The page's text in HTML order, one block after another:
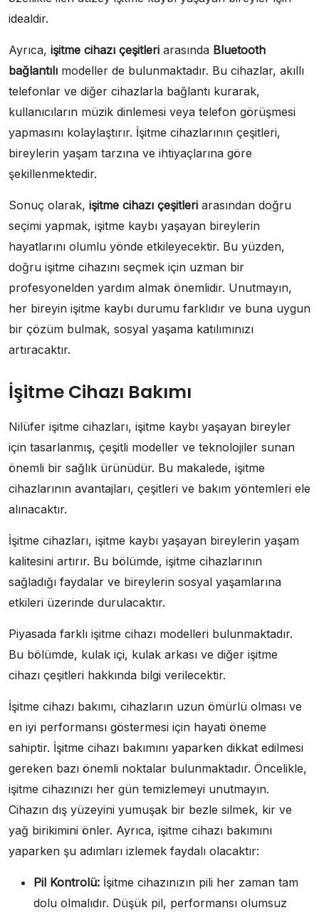
idealdir.
Ayrıca, işitme cihazı çeşitleri arasında Bluetooth
bağlantılı modeller de bulunmaktadır. Bu cihazlar, akıllı
telefonlar ve diğer cihazlarla bağlantı kurarak,
kullanıcıların müzik dinlemesi veya telefon görüşmesi
yapmasını kolaylaştırır. İşitme cihazlarının çeşitleri,
bireylerin yaşam tarzına ve ihtiyaçlarına göre
şekillenmektedir.
Sonuç olarak, işitme cihazı çeşitleri arasından doğru
seçimi yapmak, işitme kaybı yaşayan bireylerin
hayatlarını olumlu yönde etkileyecektir. Bu yüzden,
doğru işitme cihazını seçmek için uzman bir
profesyonelden yardım almak önemlidir. Unutmayın,
her bireyin işitme kaybı durumu farklıdır ve buna uygun
bir çözüm bulmak, sosyal yaşama katılımınızı
artıracaktır.
İşitme Cihazı Bakımı
Nilüfer işitme cihazları, işitme kaybı yaşayan bireyler
için tasarlanmış, çeşitli modeller ve teknolojiler sunan
önemli bir sağlık ürünüdür. Bu makalede, işitme
cihazlarının avantajları, çeşitleri ve bakım yöntemleri ele
alınacaktır.
İşitme cihazları, işitme kaybı yaşayan bireylerin yaşam
kalitesini artırır. Bu bölümde, işitme cihazlarının
sağladığı faydalar ve bireylerin sosyal yaşamlarına
etkileri üzerinde durulacaktır.
Piyasada farklı işitme cihazı modelleri bulunmaktadır.
Bu bölümde, kulak içi, kulak arkası ve diğer işitme
cihazı çeşitleri hakkında bilgi verilecektir.
İşitme cihazı bakımı, cihazların uzun ömürlü olması ve
en iyi performansı göstermesi için hayati öneme
sahiptir. İşitme cihazı bakımını yaparken dikkat edilmesi
gereken bazı önemli noktalar bulunmaktadır. Öncelikle,
işitme cihazınızı her gün temizlemeyi unutmayın.
Cihazın dış yüzeyini yumuşak bir bezle silmek, kir ve
yağ birikimini önler. Ayrıca, işitme cihazı bakımını
yaparken şu adımları izlemek faydalı olacaktır:
Pil Kontrolü: İşitme cihazınızın pili her zaman tam
dolu olmalıdır. Düşük pil, performansı olumsuz